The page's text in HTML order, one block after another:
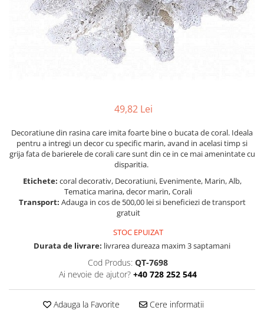
Barci, vapoare, ambarcatiuni
Decoratiuni care se agata
49,82 Lei
Decoratiune din rasina care imita foarte bine o bucata de coral. Ideala
pentru a intregi un decor cu specific marin, avand in acelasi timp si
grija fata de barierele de corali care sunt din ce in ce mai amenintate cu
disparitia.
Etichete: coral decorativ, Decoratiuni, Evenimente, Marin, Alb,
Tematica marina, decor marin, Corali
Transport: Adauga in cos de 500,00 lei si beneficiezi de transport
gratuit
STOC EPUIZAT
Durata de livrare: livrarea dureaza maxim 3 saptamani
Cod Produs: QT-7698
Ai nevoie de ajutor? +40 728 252 544
Adauga la Favorite Cere informatii